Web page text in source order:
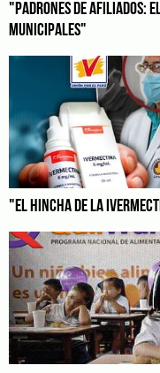
"PADRONES DE AFILIADOS:
MUNICIPALES"
"EL HINCHA DE LA